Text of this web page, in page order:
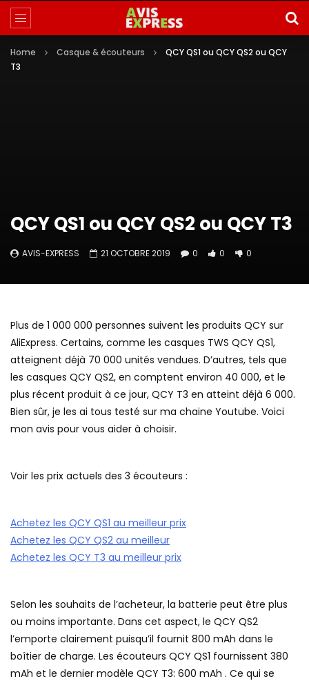
Home Casque & écouteurs
QCY QS1 ou QCY QS2 ou QCY
T3
QCY QS1 ou QCY QS2 ou QCY T3
AVIS-EXPRESS 21 OCTOBRE 2019 0 0 0
Plus de 1 000 000 personnes suivent les produits QCY sur
AliExpress. Certains, comme les casques TWS QCY QS1,
atteignent déjà 70 000 unités vendues. D’autres, tels que
les casques QCY QS2, en comptent environ 40 000, et le
plus récent produit à ce jour, QCY T3 en atteint déjà 6 000.
Bien sûr, je les ai tous testé sur ma chaine Youtube. Voici
mon avis pour vous aider à choisir.
Voir les prix actuels des 3 écouteurs :
Achetez les QCY QS1 au meilleur prix
Achetez les QCY QS2 au meilleur
Achetez les QCY T3 au meilleur prix
Selon les souhaits de l’acheteur, la batterie peut être plus
ou moins importante. Dans cet aspect, le QCY QS2
l’emporte clairement puisqu’il fournit 800 mAh dans le
boîtier de charge. Les écouteurs QCY QS1 fournissent 380
mAh et le dernier modèle QCY T3: 600 mAh . Ce qui se